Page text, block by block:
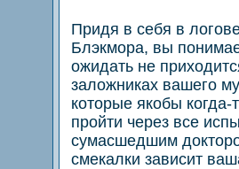
Придя в себя в
Блэкмора, вы
ожидать не
заложниках вашего
которые якобы
пройти через все
сумасшедшим
смекалки зависит